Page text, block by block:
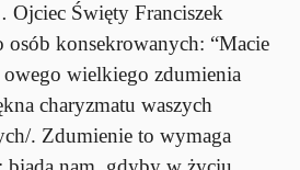
Ojciec Święty Franciszek
osób konsekrowanych: “Macie
owego wielkiego zdumienia
charyzmatu waszych
. Zdumienie to wymaga